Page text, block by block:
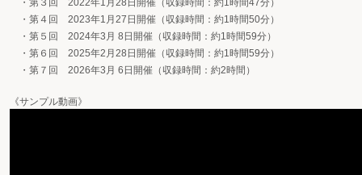
・第３回 2022年1月28日開催（収録時間：約1時間47分）
・第４回 2023年1月27日開催（収録時間：約1時間50分）
・第５回 2024年3月 8日開催（収録時間：約1時間59分）
・第６回 2025年2月28日開催（収録時間：約1時間59分）
・第７回 2026年3月 6日開催（収録時間：約2時間）
《サンプル動画》